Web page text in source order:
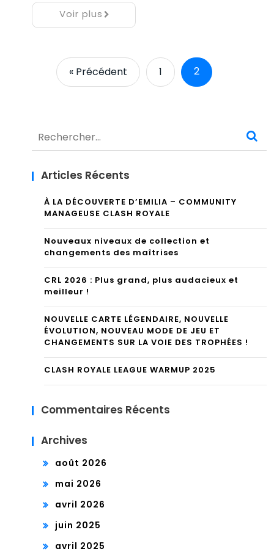
Voir plus
« Précédent 1 2
Rechercher :
Articles Récents
À LA DÉCOUVERTE D’EMILIA – COMMUNITY
MANAGEUSE CLASH ROYALE
Nouveaux niveaux de collection et
changements des maîtrises
CRL 2026 : Plus grand, plus audacieux et
meilleur !
NOUVELLE CARTE LÉGENDAIRE, NOUVELLE
ÉVOLUTION, NOUVEAU MODE DE JEU ET
CHANGEMENTS SUR LA VOIE DES TROPHÉES !
CLASH ROYALE LEAGUE WARMUP 2025
Commentaires Récents
Archives
août 2026
mai 2026
avril 2026
juin 2025
avril 2025